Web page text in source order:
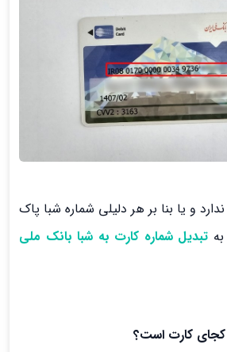
و یا بنا بر هر دلیلی شماره شبا پاک
تبدیل شماره کارت به شبا بانک ملی
کجای کارت است؟